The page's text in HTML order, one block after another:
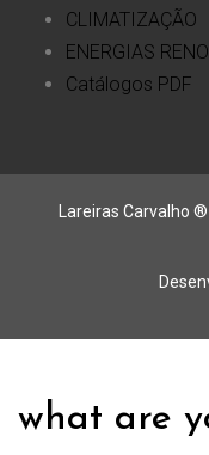
CLIMATIZAÇÃO
ENERGIAS
Catálogos PDF
Lareiras Carvalho
what are